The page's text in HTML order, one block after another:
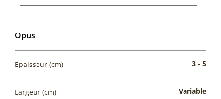
Opus
Epaisseur (cm) 3 - 5
Largeur (cm) Variable